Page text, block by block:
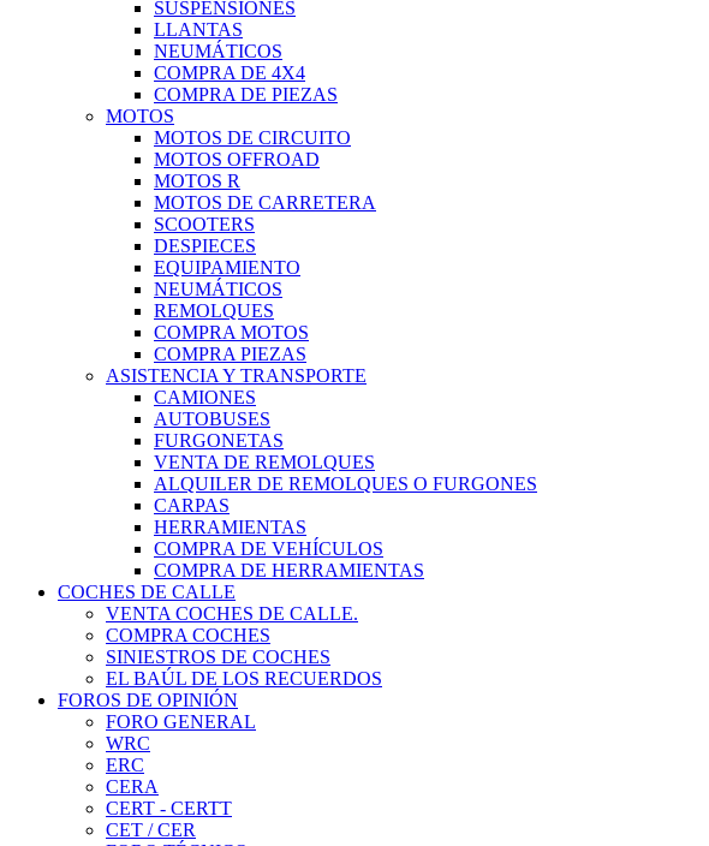
SUSPENSIONES
LLANTAS
NEUMÁTICOS
COMPRA DE 4X4
COMPRA DE PIEZAS
MOTOS
MOTOS DE CIRCUITO
MOTOS OFFROAD
MOTOS R
MOTOS DE CARRETERA
SCOOTERS
DESPIECES
EQUIPAMIENTO
NEUMÁTICOS
REMOLQUES
COMPRA MOTOS
COMPRA PIEZAS
ASISTENCIA Y TRANSPORTE
CAMIONES
AUTOBUSES
FURGONETAS
VENTA DE REMOLQUES
ALQUILER DE REMOLQUES O FURGONES
CARPAS
HERRAMIENTAS
COMPRA DE VEHÍCULOS
COMPRA DE HERRAMIENTAS
COCHES DE CALLE
VENTA COCHES DE CALLE.
COMPRA COCHES
SINIESTROS DE COCHES
EL BAÚL DE LOS RECUERDOS
FOROS DE OPINIÓN
FORO GENERAL
WRC
ERC
CERA
CERT - CERTT
CET / CER